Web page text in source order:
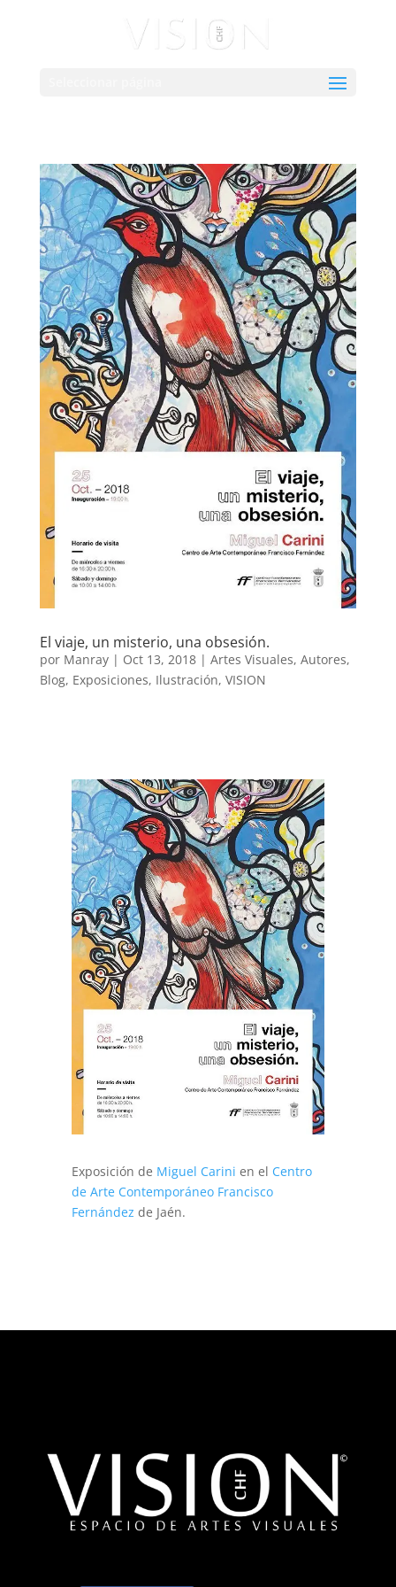
El viaje, un misterio, una obsesión.
por Manray| Oct 13, 2018| Artes Visuales, Autores,
Blog, Exposiciones, Ilustración, VISION
Exposición de Miguel Carini en el Centro
de Arte Contemporáneo Francisco
Fernández de Jaén.